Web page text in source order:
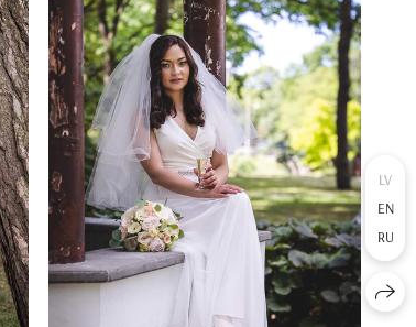
LV
EN
RU